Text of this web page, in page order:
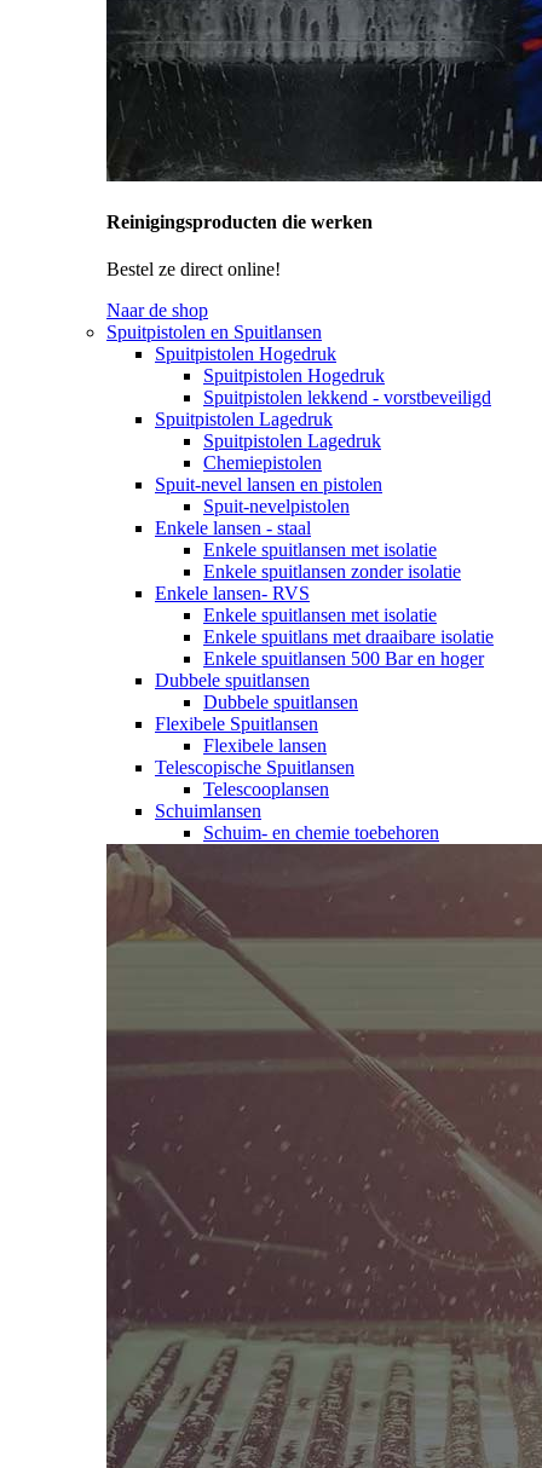
Reinigingsproducten die werken
Bestel ze direct online!
Naar de shop
Spuitpistolen en Spuitlansen
Spuitpistolen Hogedruk
Spuitpistolen Hogedruk
Spuitpistolen lekkend - vorstbeveiligd
Spuitpistolen Lagedruk
Spuitpistolen Lagedruk
Chemiepistolen
Spuit-nevel lansen en pistolen
Spuit-nevelpistolen
Enkele lansen - staal
Enkele spuitlansen met isolatie
Enkele spuitlansen zonder isolatie
Enkele lansen- RVS
Enkele spuitlansen met isolatie
Enkele spuitlans met draaibare isolatie
Enkele spuitlansen 500 Bar en hoger
Dubbele spuitlansen
Dubbele spuitlansen
Flexibele Spuitlansen
Flexibele lansen
Telescopische Spuitlansen
Telescooplansen
Schuimlansen
Schuim- en chemie toebehoren